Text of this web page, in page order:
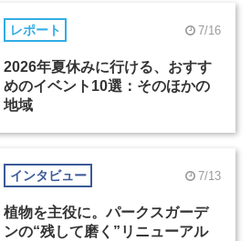
レポート 7/16
2026年夏休みに行ける、おすす
めのイベント10選：そのほかの
地域
インタビュー 7/13
植物を主役に。パークスガーデ
ンの“残して磨く”リニューアル